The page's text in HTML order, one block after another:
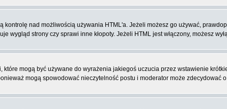
kontrolę nad możliwością używania HTML'a. Jeżeli możesz go używać,
wygląd strony czy sprawi inne kłopoty. Jeżeli HTML jest włączony, możesz
które mogą być używane do wyrażenia jakiegoś uczucia przez wstawienie
mogą spowodować nieczytelność postu i moderator może zdecydować